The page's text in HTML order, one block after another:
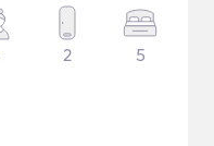
2 5